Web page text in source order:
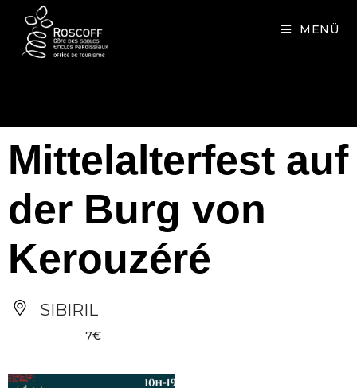
MENÜ
Mittelalterfest auf
der Burg von
Kerouzéré
SIBIRIL
7€
Cookies management panel